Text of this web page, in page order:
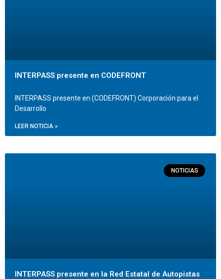
INTERPASS presente en CODEFRONT
INTERPASS presente en (CODEFRONT) Corporación para el
Desarrollo
LEER NOTICIA »
NOTICIAS
INTERPASS presente en la Red Estatal de Autopistas